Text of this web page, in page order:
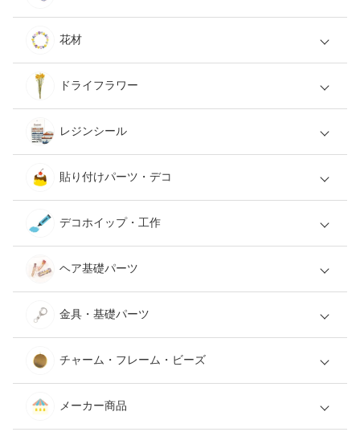
花材
ドライフラワー
レジンシール
貼り付けパーツ・デコ
デコホイップ・工作
ヘア基礎パーツ
金具・基礎パーツ
チャーム・フレーム・ビーズ
メーカー商品